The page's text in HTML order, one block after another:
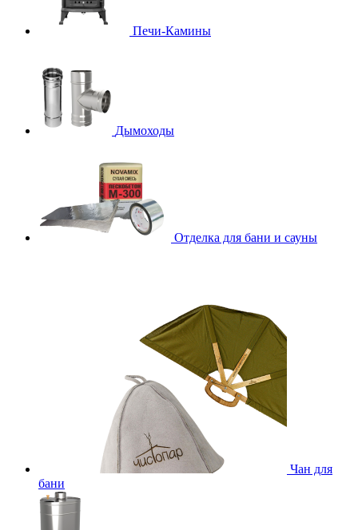
Печи-Камины
Дымоходы
Отделка для бани и сауны
Чан для
бани